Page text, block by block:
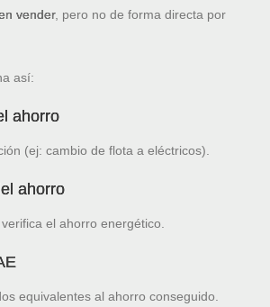
vender, pero no de forma directa por
así:
ahorro
(ej: cambio de flota a eléctricos).
ahorro
el ahorro energético.
equivalentes al ahorro conseguido.